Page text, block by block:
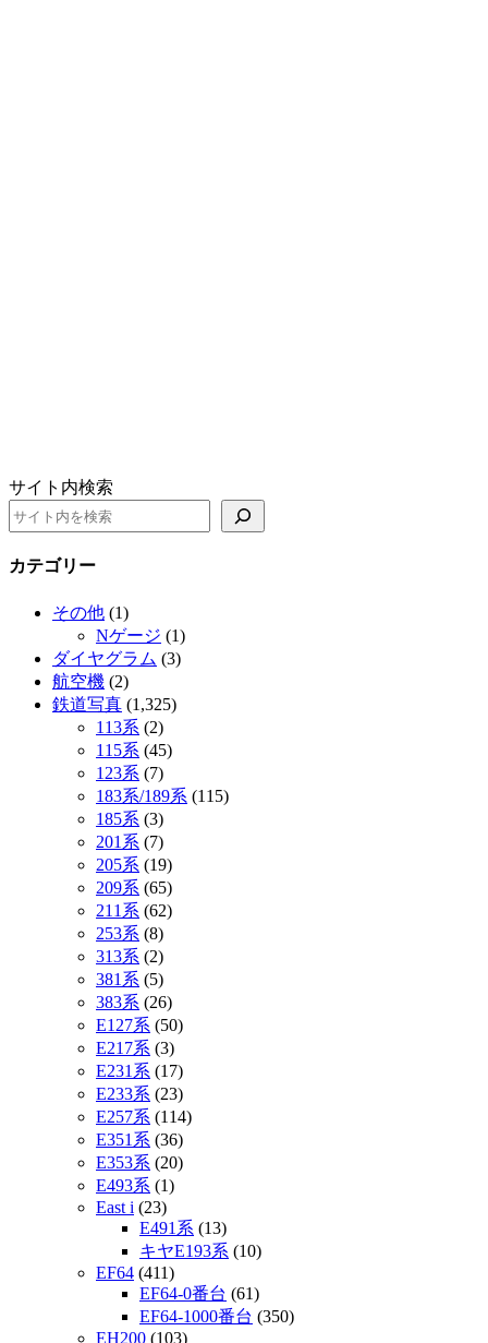
サイト内検索
カテゴリー
その他 (1)
Nゲージ (1)
ダイヤグラム (3)
航空機 (2)
鉄道写真 (1,325)
113系 (2)
115系 (45)
123系 (7)
183系/189系 (115)
185系 (3)
201系 (7)
205系 (19)
209系 (65)
211系 (62)
253系 (8)
313系 (2)
381系 (5)
383系 (26)
E127系 (50)
E217系 (3)
E231系 (17)
E233系 (23)
E257系 (114)
E351系 (36)
E353系 (20)
E493系 (1)
East i (23)
E491系 (13)
キヤE193系 (10)
EF64 (411)
EF64-0番台 (61)
EF64-1000番台 (350)
EH200 (103)